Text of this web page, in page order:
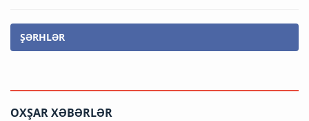
ŞƏRHLƏR
OXŞAR XƏBƏRLƏR